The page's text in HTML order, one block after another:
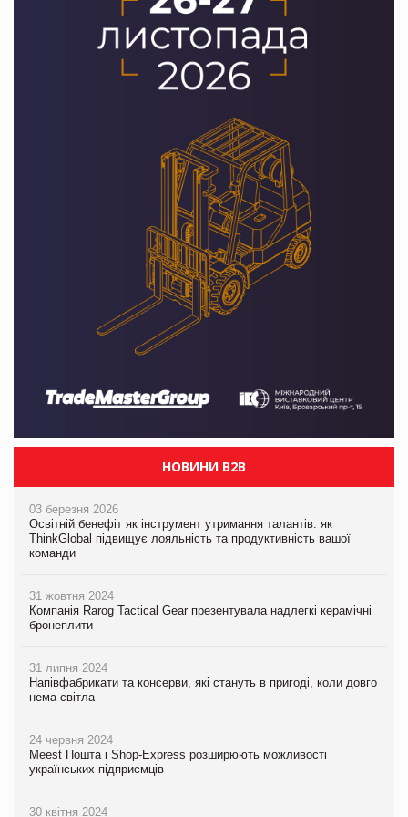
НОВИНИ B2B
03 березня 2026
Освітній бенефіт як інструмент утримання талантів: як
ThinkGlobal підвищує лояльність та продуктивність вашої
команди
31 жовтня 2024
Компанія Rarog Tactical Gear презентувала надлегкі керамічні
бронеплити
31 липня 2024
Напівфабрикати та консерви, які стануть в пригоді, коли довго
нема світла
24 червня 2024
Meest Пошта і Shop-Express розширюють можливості
українських підприємців
30 квітня 2024